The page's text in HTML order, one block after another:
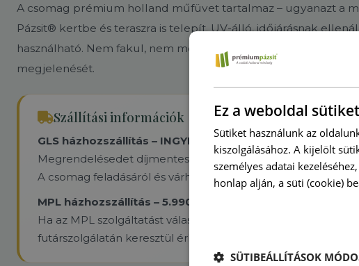
A csomag prémium holland műfüvet tartalmaz – ugyanazt a
Pázsit® kertbe és teraszra is telepít. UV-álló, időjárásnak
használható. Nem fakul, nem merevedik, nem igényel
megjelenését.
Szállítási információk
GLS házhozszállítás – INGYENES
Megrendelésedet díjmentesen kézbesítjük GLS
A csomag feladásáról és várható érkezéséről e-mailben
MPL házhozszállítás – 5.990 Ft
Ha az MPL szolgáltatást választod, a kézbesítés díja 5.990
futárszolgálatán keresztül érkezik.
Ez a weboldal
Sütiket használunk az
kiszolgálásához. A kijelölt
személyes adatai
honlap alján, a süti (cookie)
SÜTIBEÁLLÍTÁSOK